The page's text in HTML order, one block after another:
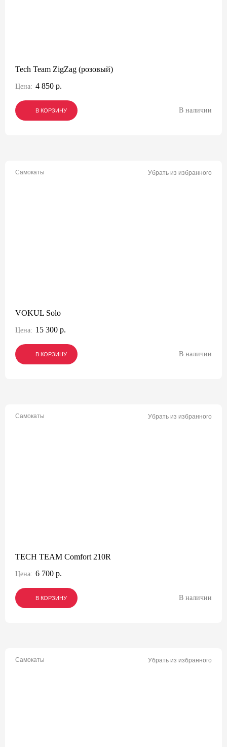
Tech Team ZigZag (розовый)
Цена: 4 850 р.
В КОРЗИНУ
В КОРЗИНУ
В КОРЗИНУ В наличии
Самокаты Убрать из избранного
VOKUL Solo
Цена: 15 300 р.
В КОРЗИНУ
В КОРЗИНУ
В КОРЗИНУ В наличии
Самокаты Убрать из избранного
TECH TEAM Comfort 210R
Цена: 6 700 р.
В КОРЗИНУ
В КОРЗИНУ
В КОРЗИНУ В наличии
Самокаты Убрать из избранного